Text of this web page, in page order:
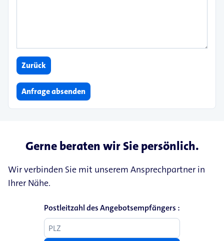
Zurück
Gerne beraten wir Sie persönlich.
Wir verbinden Sie mit unserem Ansprechpartner in
Ihrer Nähe.
Postleitzahl des Angebotsempfängers :